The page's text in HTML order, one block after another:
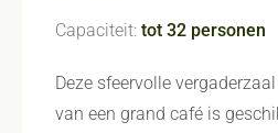
Capaciteit: tot 32 personen
Deze sfeervolle
van een grand café is